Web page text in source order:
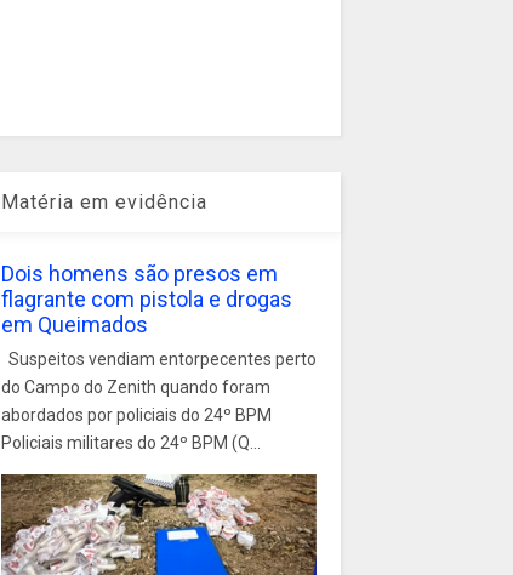
Matéria em evidência
Dois homens são presos em
flagrante com pistola e drogas
em Queimados
Suspeitos vendiam entorpecentes perto
do Campo do Zenith quando foram
abordados por policiais do 24º BPM
Policiais militares do 24º BPM (Q...